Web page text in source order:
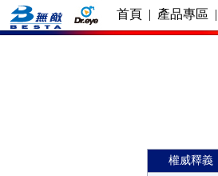
首頁 | 產品專區 |
權威釋義